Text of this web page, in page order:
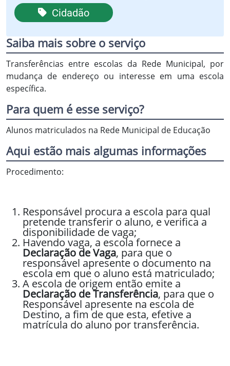
Cidadão
Saiba mais sobre o serviço
Transferências entre escolas da Rede Municipal, por
mudança de endereço ou interesse em uma escola
específica.
Para quem é esse serviço?
Alunos matriculados na Rede Municipal de Educação
Aqui estão mais algumas informações
Procedimento:
Responsável procura a escola para qual
pretende transferir o aluno, e verifica a
disponibilidade de vaga;
Havendo vaga, a escola fornece a
Declaração de Vaga, para que o
responsável apresente o documento na
escola em que o aluno está matriculado;
A escola de origem então emite a
Declaração de Transferência, para que o
Responsável apresente na escola de
Destino, a fim de que esta, efetive a
matrícula do aluno por transferência.